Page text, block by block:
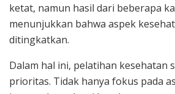
ketat, namun hasil dari beberapa
menunjukkan bahwa aspek
ditingkatkan.
Dalam hal ini, pelatihan kesehatan
prioritas. Tidak hanya fokus pada